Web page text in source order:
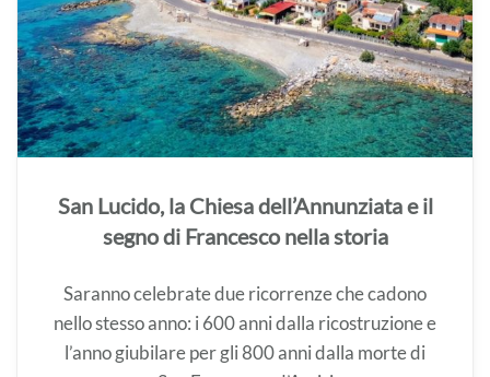
San Lucido, la Chiesa dell’Annunziata e il
segno di Francesco nella storia
Saranno celebrate due ricorrenze che cadono
nello stesso anno: i 600 anni dalla ricostruzione e
l’anno giubilare per gli 800 anni dalla morte di